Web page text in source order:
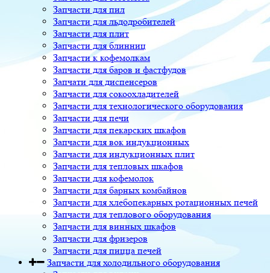
Запчасти для пил
Запчасти для льдодробителей
Запчасти для плит
Запчасти для блинниц
Запчасти к кофемолкам
Запчасти для баров и фастфудов
Запчати для диспенсеров
Запчасти для сокоохладителей
Запчасти для технологического оборудования
Запчасти для печи
Запчасти для пекарских шкафов
Запчасти для вок индукционных
Запчасти для индукционных плит
Запчасти для тепловых шкафов
Запчасти для кофемолок
Запчасти для барных комбайнов
Запчасти для хлебопекарных ротационных печей
Запчасти для теплового оборудования
Запчасти для винных шкафов
Запчасти для фризеров
Запчасти для пицца печей
Запчасти для холодильного оборудования